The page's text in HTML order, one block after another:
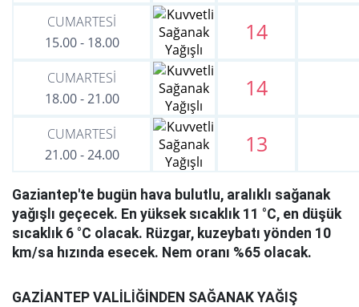
CUMARTESİ
15.00- 18.00 14
CUMARTESİ
18.00-21.00 14
CUMARTESİ
21.00-24.00 13
Gaziantep'te bugün hava bulutlu, aralıklı sağanak
yağışlı geçecek. En yüksek sıcaklık 11 °C, en düşük
sıcaklık 6 °C olacak. Rüzgar, kuzeybatı yönden 10
km/sa hızında esecek. Nem oranı %65 olacak.
GAZİANTEP VALİLİĞİNDEN SAĞANAK YAĞIŞ